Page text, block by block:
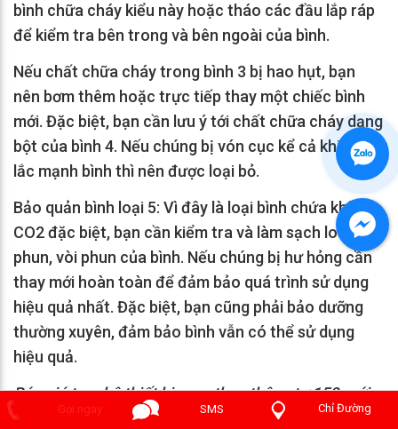
bình chữa cháy kiểu này hoặc tháo các đầu lắp ráp
để kiểm tra bên trong và bên ngoài của bình.
Nếu chất chữa cháy trong bình 3 bị hao hụt, bạn
nên bơm thêm hoặc trực tiếp thay một chiếc bình
mới. Đặc biệt, bạn cần lưu ý tới chất chữa cháy dạng
bột của bình 4. Nếu chúng bị vón cục kể cả khi đã
lắc mạnh bình thì nên được loại bỏ.
Bảo quản bình loại 5: Vì đây là loại bình chứa khí
CO2 đặc biệt, bạn cần kiểm tra và làm sạch loa
phun, vòi phun của bình. Nếu chúng bị hư hỏng cần
thay mới hoàn toàn để đảm bảo quá trình sử dụng
hiệu quả nhất. Đặc biệt, bạn cũng phải bảo dưỡng
thường xuyên, đảm bảo bình vẫn có thể sử dụng
hiệu quả.
Báo giá trọn bộ thiết bị pccc theo thông tư 150 mới
nhất của BCA tại
Gọi ngay SMS Chỉ Đường